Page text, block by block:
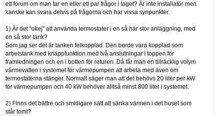
ett forum om man tar en eller ett par frågor i taget? Är inte installatör men
kanske kan svara delvis på frågorna och har vissa synpunkter.
1) Är det "okej" att använda termostater i en så här stor anläggning, med
en så stor tank?
Som jag ser det är tanken felkopplad. Den borde vara kopplad som
arbetstank med knäppfunktion med två anslutningar i toppen för
framledningen och en i botten för returen. Då får man en tillräcklig volym
värmevatten i systemet för värmepumpen att arbeta med även om
termostaterna stänger. Normalt säger man att det behövs 20 liter per kW
för värmepumpen och 40 kW behöver alltså minst 800 liter i systemet.
2) Finns det bättre och smidigare sätt att sänka värmen i det huset som
står tomt?